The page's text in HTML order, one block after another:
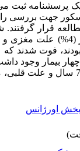
یک پرسشنامه
زنده ماندند. نتیجه‌گیری:
بخش اورژانس